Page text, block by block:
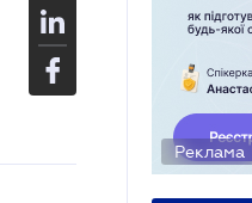
Реклама